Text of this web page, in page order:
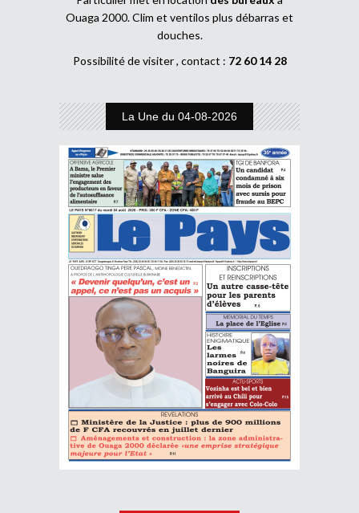
Ouaga 2000. Clim et ventilos plus débarras et
douches.
Possibilité de visiter , contact : 72 60 14 28
La Une du 04-08-2026